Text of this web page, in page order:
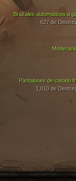
Brazales automáticos a
627 de
Pantalones de cátodo
1,010 de